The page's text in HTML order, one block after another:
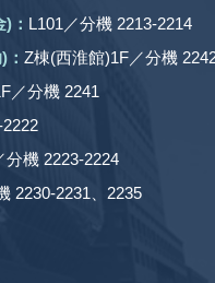
： L101／分機 2213-2214
： Z棟(西淮館)1F／分機
／分機 2241
分機 2223-2224
2230-2231、2235